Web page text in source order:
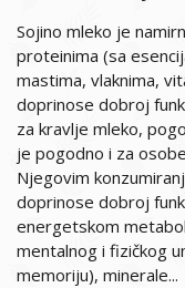
Sojino mleko je
proteinima (sa
mastima, vlaknima,
doprinose dobroj
za kravlje mleko,
je pogodno i za
Njegovim
doprinose dobroj
energetskom
mentalnog i fizičkog
memoriju), minerale...